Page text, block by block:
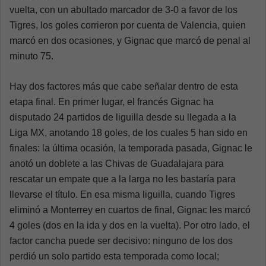
vuelta, con un abultado marcador de 3-0 a favor de los
Tigres, los goles corrieron por cuenta de Valencia, quien
marcó en dos ocasiones, y Gignac que marcó de penal al
minuto 75.
Hay dos factores más que cabe señalar dentro de esta
etapa final. En primer lugar, el francés Gignac ha
disputado 24 partidos de liguilla desde su llegada a la
Liga MX, anotando 18 goles, de los cuales 5 han sido en
finales: la última ocasión, la temporada pasada, Gignac le
anotó un doblete a las Chivas de Guadalajara para
rescatar un empate que a la larga no les bastaría para
llevarse el título. En esa misma liguilla, cuando Tigres
eliminó a Monterrey en cuartos de final, Gignac les marcó
4 goles (dos en la ida y dos en la vuelta). Por otro lado, el
factor cancha puede ser decisivo: ninguno de los dos
perdió un solo partido esta temporada como local;